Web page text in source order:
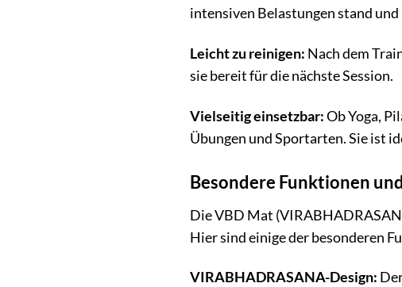
intensiven Belastungen stand
Leicht zu reinigen: Nach dem
sie bereit für die nächste Session.
Vielseitig einsetzbar:Ob Yoga,
Übungen und Sportarten. Sie ist
Besondere Funktionen
Die VBD Mat
Hier sind einige der besonderen
VIRABHADRASANA-Design: